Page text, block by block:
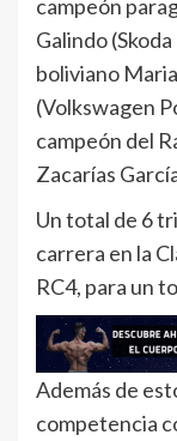
campeón
Galindo
boliviano
(Volkswagen
campeón del
Zacarías
Un total de 6
carrera en la
RC4, para un
Además de
competencia